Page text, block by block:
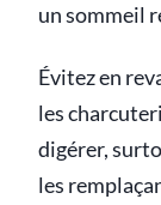
un sommeil
Évitez en
les
digérer,
les